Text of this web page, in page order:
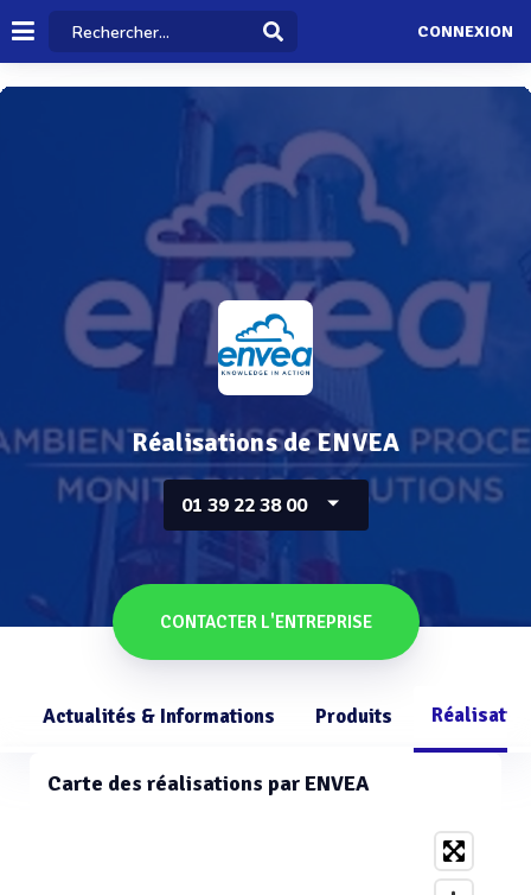
CONNEXION
Réalisations de ENVEA
01 39 22 38 00
CONTACTER L'ENTREPRISE
Actualités & Informations Produits
Carte des réalisations par ENVEA